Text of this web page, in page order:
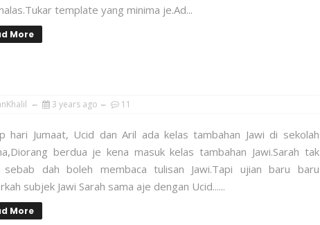
template yang minima je.Ad...
More
3 years ago 11
hari Jumaat, Ucid dan Aril ada kelas tambahan Jawi di sekolah
berdua je kena masuk kelas tambahan Jawi.Sarah tak
sebab dah boleh membaca tulisan Jawi.Tapi ujian baru baru
subjek Jawi Sarah sama aje dengan Ucid......
More